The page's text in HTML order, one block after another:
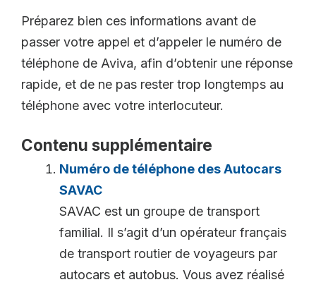
Préparez bien ces informations avant de
passer votre appel et d’appeler le numéro de
téléphone de Aviva, afin d’obtenir une réponse
rapide, et de ne pas rester trop longtemps au
téléphone avec votre interlocuteur.
Contenu supplémentaire
Numéro de téléphone des Autocars
SAVAC
SAVAC est un groupe de transport
familial. Il s’agit d’un opérateur français
de transport routier de voyageurs par
autocars et autobus. Vous avez réalisé